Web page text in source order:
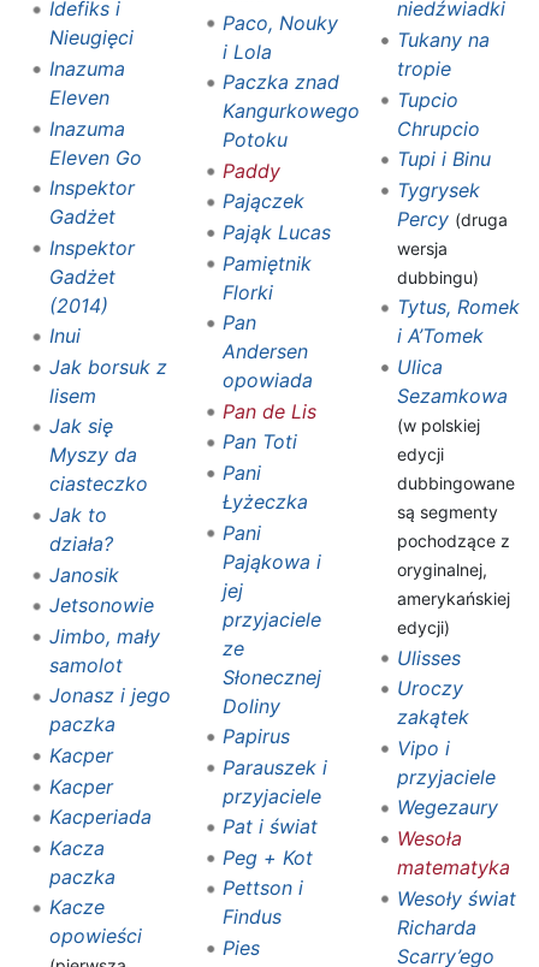
Idefiks i
Nieugięci
Inazuma
Eleven
Inazuma
Eleven Go
Inspektor
Gadżet
Inspektor
Gadżet
(2014)
Inui
Jak borsuk z
lisem
Jak się
Myszy da
ciasteczko
Jak to
działa?
Janosik
Jetsonowie
Jimbo, mały
samolot
Jonasz i jego
paczka
Kacper
Kacper
Kacperiada
Kacza
paczka
Kacze
opowieści
Paco, Nouky
i Lola
Paczka znad
Kangurkowego
Potoku
Paddy
Pajączek
Pająk Lucas
Pamiętnik
Florki
Pan
Andersen
opowiada
Pan de Lis
Pan Toti
Pani
Łyżeczka
Pani
Pająkowa i
jej
przyjaciele
ze
Słonecznej
Doliny
Papirus
Parauszek i
przyjaciele
Pat i świat
Peg + Kot
Pettson i
Findus
Pies
niedźwiadki
Tukany na
tropie
Tupcio
Chrupcio
Tupi i Binu
Tygrysek
Percy (druga
wersja
dubbingu)
Tytus, Romek
i A’Tomek
Ulica
Sezamkowa
(w polskiej
edycji
dubbingowane
są segmenty
pochodzące z
oryginalnej,
amerykańskiej
edycji)
Ulisses
Uroczy
zakątek
Vipo i
przyjaciele
Wegezaury
Wesoła
matematyka
Wesoły świat
Richarda
Scarry’ego